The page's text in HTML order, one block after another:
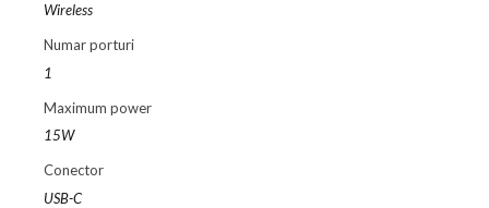
Wireless
Numar porturi
1
Maximum power
15W
Conector
USB-C